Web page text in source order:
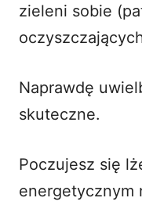
zieleni sobie
Naprawdę
skuteczne.
Poczujesz się
energetycznym